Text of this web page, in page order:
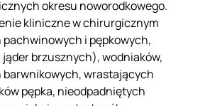
okresu noworodkowego.
kliniczne w chirurgicznym
i pępkowych,
brzusznych), wodniaków,
barwnikowych, wrastających
pępka, nieodpadniętych